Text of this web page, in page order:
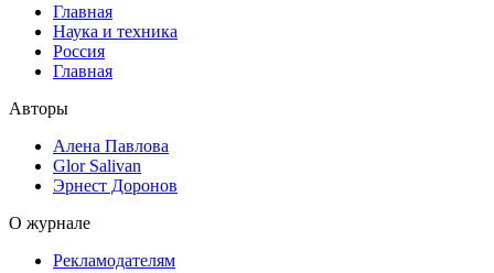
Главная
Наука и техника
Россия
Главная
Авторы
Алена Павлова
Glor Salivan
Эрнест Доронов
О журнале
Рекламодателям